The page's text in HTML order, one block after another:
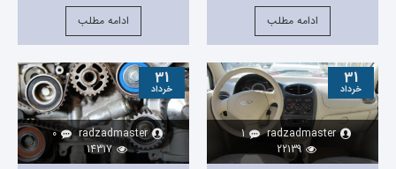
ادامه مطلب ادامه مطلب
31
خرداد
radzadmaster
1
22139
31
خرداد
radzadmaster
0
14317